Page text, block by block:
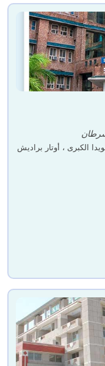
رقم 32-34 ، حديقة المعرفة 3 ، نويدا الكبرى ، أوتار براديش